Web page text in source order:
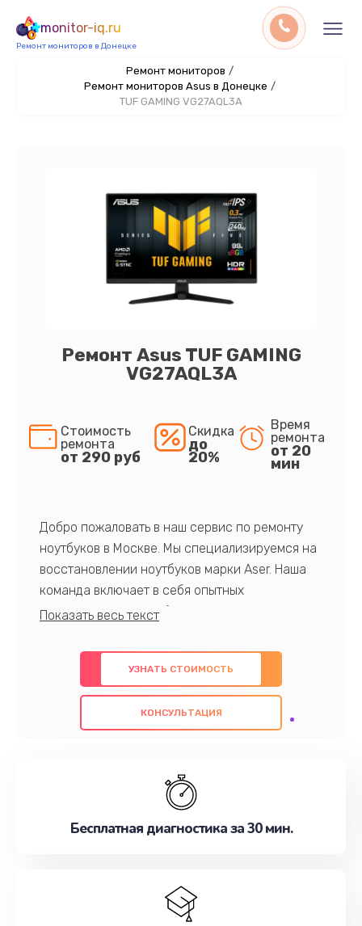
monitor-iq.ru
Ремонт мониторов в Донецке
Ремонт мониторов /
Ремонт мониторов Asus в Донецке /
TUF GAMING VG27AQL3A
Ремонт Asus TUF GAMING
VG27AQL3A
Стоимость
ремонта
от 290 руб
Скидка
до
20%
Время
ремонта
от 20
мин
Добро пожаловать в наш сервис по ремонту
ноутбуков в Москве. Мы специализируемся на
восстановлении ноутбуков марки Aser. Наша
команда включает в себя опытных
профессионалов с обширными знаниями и
предлагаем быстрый и качественный ремонт с
использованием оригинальных компонентов, а
также гарантируем качество всех
проведенных работ. Наша цель - предоставить
наилучшим образом. Не медлите записаться на
УЗНАТЬ СТОИМОСТЬ
КОНСУЛЬТАЦИЯ
Бесплатная диагностика за 30 мин.